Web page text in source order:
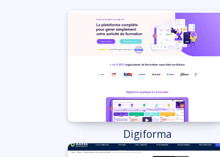
Digiforma